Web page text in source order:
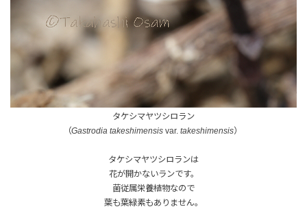
タケシマヤツシロラン
（Gastrodia takeshimensis var. takeshimensis）
タケシマヤツシロランは
花が開かないランです。
菌従属栄養植物なので
葉も葉緑素もありません。